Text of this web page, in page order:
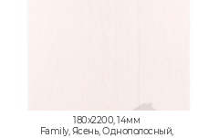
180x2200, 14мм
Family, Ясень, Однополосный,